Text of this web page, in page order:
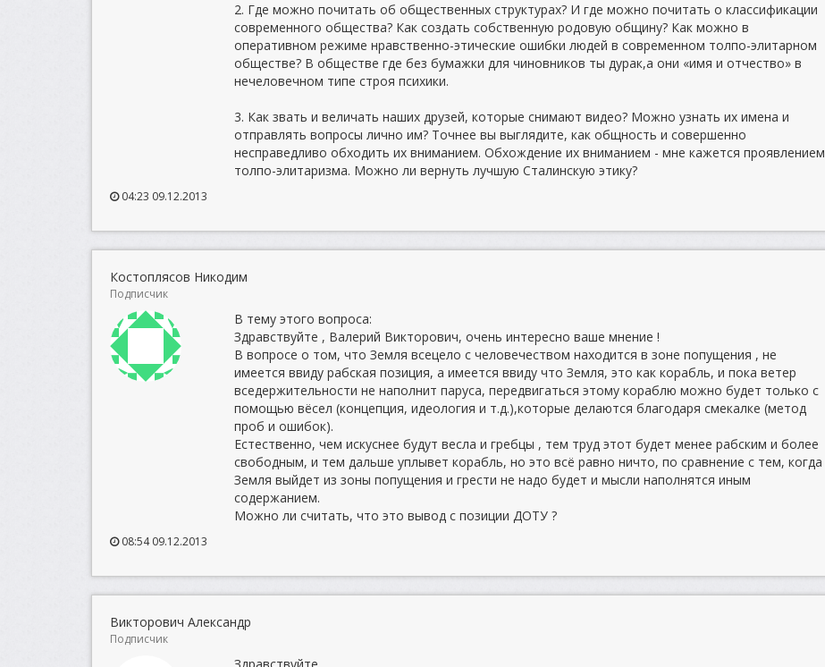
2. Где можно почитать об общественных структурах? И где можно почитать о классификации
современного общества? Как создать собственную родовую общину? Как можно в
оперативном режиме нравственно-этические ошибки людей в современном толпо-элитарном
обществе? В обществе где без бумажки для чиновников ты дурак,а они «имя и отчество» в
нечеловечном типе строя психики.
3. Как звать и величать наших друзей, которые снимают видео? Можно узнать их имена и
отправлять вопросы лично им? Точнее вы выглядите, как общность и совершенно
несправедливо обходить их вниманием. Обхождение их вниманием - мне кажется проявлением
толпо-элитаризма. Можно ли вернуть лучшую Сталинскую этику?
04:23 09.12.2013
Костоплясов Никодим
Подписчик
В тему этого вопроса:
Здравствуйте , Валерий Викторович, очень интересно ваше мнение !
В вопросе о том, что Земля всецело с человечеством находится в зоне попущения , не
имеется ввиду рабская позиция, а имеется ввиду что Земля, это как корабль, и пока ветер
вседержительности не наполнит паруса, передвигаться этому кораблю можно будет только с
помощью вёсел (концепция, идеология и т.д.),которые делаются благодаря смекалке (метод
проб и ошибок).
Естественно, чем искуснее будут весла и гребцы , тем труд этот будет менее рабским и более
свободным, и тем дальше уплывет корабль, но это всё равно ничто, по сравнение с тем, когда
Земля выйдет из зоны попущения и грести не надо будет и мысли наполнятся иным
содержанием.
Можно ли считать, что это вывод с позиции ДОТУ ?
08:54 09.12.2013
Викторович Александр
Подписчик